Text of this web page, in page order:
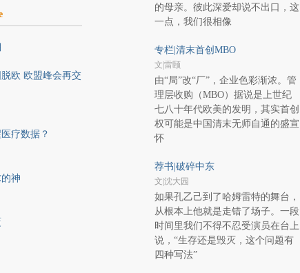
欧 欧盟峰会再交
疗数据？
神
的母亲。彼此深爱却说不出口，这
一点，我们很相像
专栏|清末首创MBO
文|雷颐
由“局”改“厂”，企业色彩渐浓。管
理层收购（MBO）据说是上世纪
七八十年代欧美的发明，其实首创
权可能是中国清末无师自通的盛宣
怀
荐书|破碎中东
文|沈大园
如果孔乙己到了哈姆雷特的舞台，
从根本上他就是走错了场子。一段
时间里我们不得不忍受演员在台上
说，“生存还是毁灭，这个问题有
四种写法”